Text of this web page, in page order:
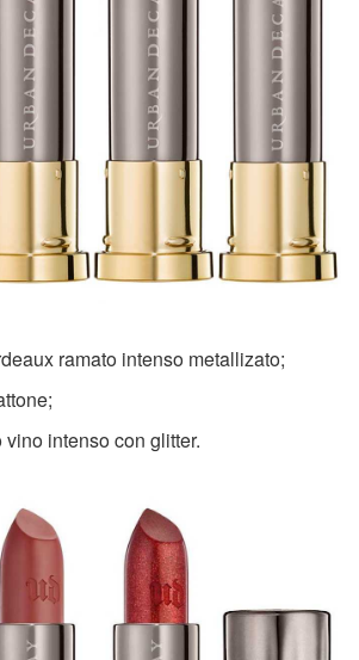
ramato intenso metallizato;
vino intenso con glitter.